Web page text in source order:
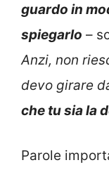
guardo in
spiegarlo –
Anzi, non
devo girare
che tu sia la
Parole